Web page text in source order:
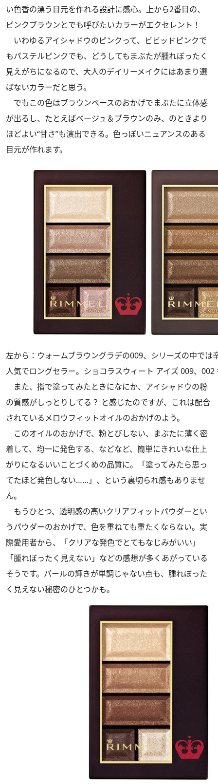
い色香の漂う目元を作れる設計に感心。上から2番目の、
ピンクブラウンとでも呼びたいカラーがエクセレント！
いわゆるアイシャドウのピンクって、ビビッドピンクで
もパステルピンクでも、どうしてもまぶたが腫れぼったく
見えがちになるので、大人のデイリーメイクにはあまり選
ばないカラーだと思う。
でもこの色はブラウンベースのおかげでまぶたに立体感
が出るし、たとえばベージュ＆ブラウンのみ、のときより
ほどよい“甘さ”も演出できる。色っぽいニュアンスのある
目元が作れます。
左から：ウォームブラウングラデの009、シリーズの中では
人気でロングセラー。ショコラスウィート アイズ 009、
また、指で塗ってみたときになにか、アイシャドウの粉
の質感がしっとりしてる？ と感じたのですが、これは配合
されているメロウフィットオイルのおかげのよう。
このオイルのおかげで、粉とびしない、まぶたに薄く密
着して、均一に発色する、などなど、簡単にきれいな仕上
がりになるいいことづくめの品質に。「塗ってみたら思っ
てたほど発色しない……」、という裏切られ感もありませ
ん。
もうひとつ、透明感の高いクリアフィットパウダーとい
うパウダーのおかげで、色を重ねても重たくならない。実
際愛用者から、「クリアな発色でとてもなじみがいい」
「腫れぼったく見えない」などの感想が多くあがっている
そうです。パールの輝きが単調じゃない点も、腫れぼった
く見えない秘密のひとつかも。